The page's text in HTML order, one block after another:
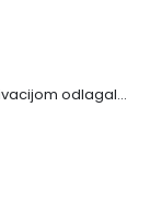
Zaštita životne sredine rekultivacijom odlagališta